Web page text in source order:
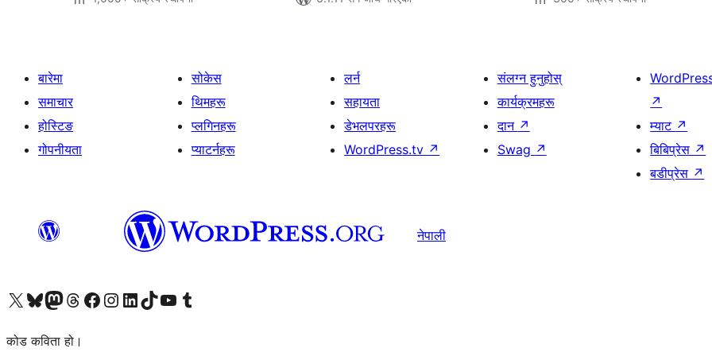
बारेमा
समाचार
होस्टिङ
गोपनीयता
सोकेस
थिमहरू
प्लगिनहरू
प्याटर्नहरू
लर्न
सहायता
डेभलपरहरू
WordPress.tv ↗
संलग्न हुनुहोस्
कार्यक्रमहरू
दान ↗
Swag ↗
↗
म्याट ↗
बिबिप्रेस ↗
बडीप्रेस ↗
नेपाली
हाम्रो X (पहिले ट्विटर) खातामा जानुहोस्
हाम्रो Bluesky खाता भ्रमण गर्नुहोस्
हाम्रो म्यास्टोडन खाता भ्रमण गर्नुहोस्
हाम्रो थ्रेड्स खातामा जानुहोस्
हाम्रो फेसबुक पेजमा जानुहोस्
हाम्रो इन्स्टाग्राम खातामा जानुहोस्
हाम्रो लिङ्क्डइन खातामा जानुहोस्
हाम्रो TikTok खाता भ्रमण गर्नुहोस्
हाम्रो युट्युब च्यानलमा जानुहोस्
हाम्रो टम्बलर खाता भ्रमण गर्नुहोस्
कोड कविता हो।